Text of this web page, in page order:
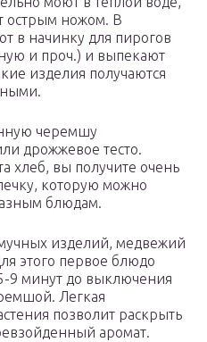
острым ножом. В
в начинку для пирогов
и проч.) и выпекают
изделия получаются
черемшу
дрожжевое тесто.
хлеб, вы получите очень
которую можно
блюдам.
изделий, медвежий
этого первое блюдо
9 минут до выключения
Легкая
позволит раскрыть
аромат.